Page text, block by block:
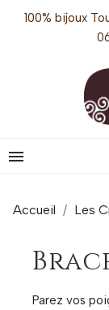
100% bijoux

Accueil Les
Parez vos